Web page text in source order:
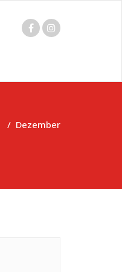
/ Dezember